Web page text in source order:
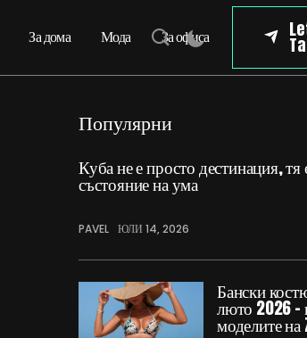
За дома Мода За офиса
Популярни
Куба не е просто дестинация, тя
състояние на ума
PAVEL ЮЛИ 14, 2026
Бански
люто 2026 –
моделите